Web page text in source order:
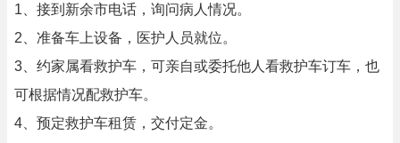
1、接到新余市电话，询问病人情况。
2、准备车上设备，医护人员就位。
3、约家属看救护车，可亲自或委托他人看救护车订车，也
可根据情况配救护车。
4、预定救护车租赁，交付定金。